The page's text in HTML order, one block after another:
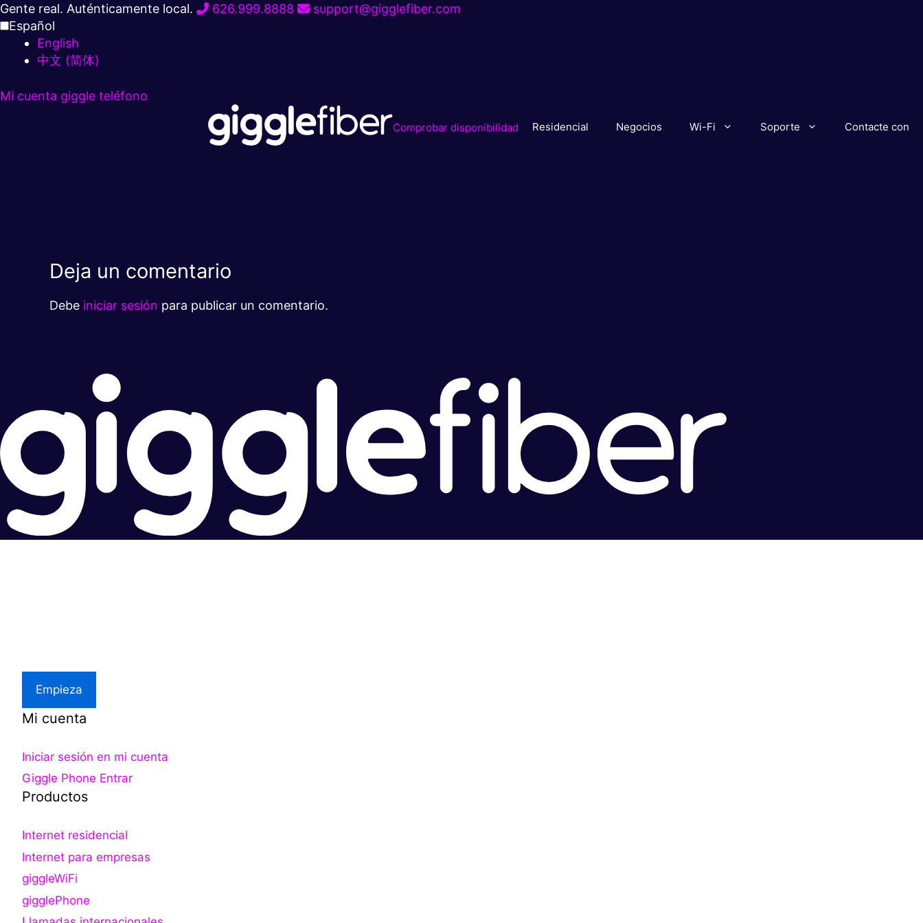
Ir
al
contenido
Gente real. Auténticamente local. 626.999.8888
support@gigglefiber.com
Español
English
中文 (简体)
Mi cuenta giggle teléfono
Comprobar disponibilidad Residencial Negocios Wi-Fi Soporte Contacte con
Deja un comentario
Debe iniciar sesión para publicar un comentario.
Empieza
Mi cuenta
Iniciar sesión en mi cuenta
Giggle Phone Entrar
Productos
Internet residencial
Internet para empresas
giggleWiFi
gigglePhone